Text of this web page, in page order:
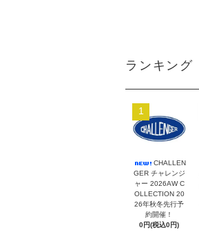
ランキング
1
CHALLEN
GER チャレンジ
ャー 2026AW C
OLLECTION 20
26年秋冬先行予
約開催！
0円(税込0円)